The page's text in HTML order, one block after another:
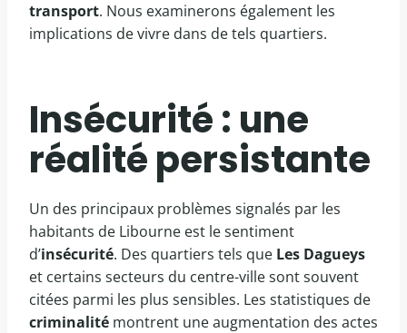
transport. Nous examinerons également les
implications de vivre dans de tels quartiers.
Insécurité : une
réalité persistante
Un des principaux problèmes signalés par les
habitants de Libourne est le sentiment
d’insécurité. Des quartiers tels que Les Dagueys
et certains secteurs du centre-ville sont souvent
citées parmi les plus sensibles. Les statistiques de
criminalité montrent une augmentation des actes